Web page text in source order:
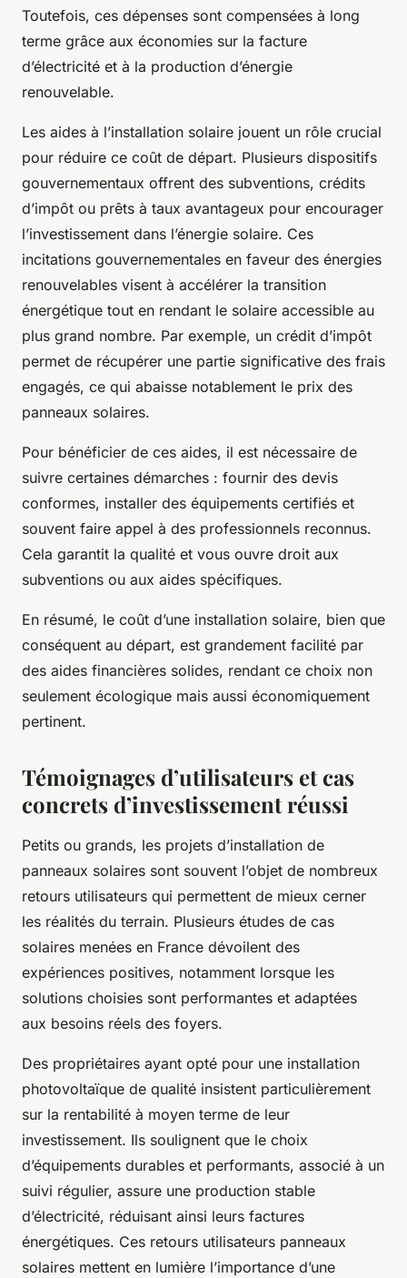
Toutefois, ces dépenses sont compensées à long
terme grâce aux économies sur la facture
d’électricité et à la production d’énergie
renouvelable.
Les aides à l’installation solaire jouent un rôle crucial
pour réduire ce coût de départ. Plusieurs dispositifs
gouvernementaux offrent des subventions, crédits
d’impôt ou prêts à taux avantageux pour encourager
l’investissement dans l’énergie solaire. Ces
incitations gouvernementales en faveur des énergies
renouvelables visent à accélérer la transition
énergétique tout en rendant le solaire accessible au
plus grand nombre. Par exemple, un crédit d’impôt
permet de récupérer une partie significative des frais
engagés, ce qui abaisse notablement le prix des
panneaux solaires.
Pour bénéficier de ces aides, il est nécessaire de
suivre certaines démarches : fournir des devis
conformes, installer des équipements certifiés et
souvent faire appel à des professionnels reconnus.
Cela garantit la qualité et vous ouvre droit aux
subventions ou aux aides spécifiques.
En résumé, le coût d’une installation solaire, bien que
conséquent au départ, est grandement facilité par
des aides financières solides, rendant ce choix non
seulement écologique mais aussi économiquement
pertinent.
Témoignages d’utilisateurs et cas
concrets d’investissement réussi
Petits ou grands, les projets d’installation de
panneaux solaires sont souvent l’objet de nombreux
retours utilisateurs qui permettent de mieux cerner
les réalités du terrain. Plusieurs études de cas
solaires menées en France dévoilent des
expériences positives, notamment lorsque les
solutions choisies sont performantes et adaptées
aux besoins réels des foyers.
Des propriétaires ayant opté pour une installation
photovoltaïque de qualité insistent particulièrement
sur la rentabilité à moyen terme de leur
investissement. Ils soulignent que le choix
d’équipements durables et performants, associé à un
suivi régulier, assure une production stable
d’électricité, réduisant ainsi leurs factures
énergétiques. Ces retours utilisateurs panneaux
solaires mettent en lumière l’importance d’une